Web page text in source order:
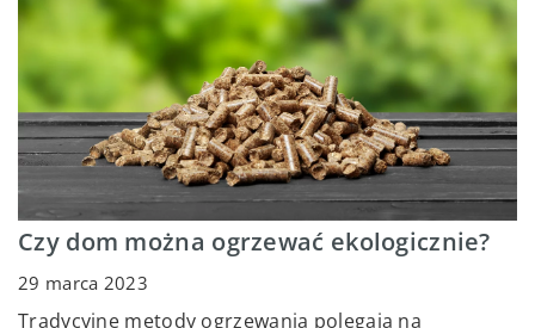
Czy dom można ogrzewać ekologicznie?
29 marca 2023
Tradycyjne metody ogrzewania polegają na